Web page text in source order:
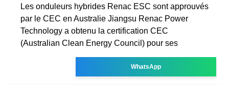
Les onduleurs hybrides Renac ESC sont approuvés
par le CEC en Australie Jiangsu Renac Power
Technology a obtenu la certification CEC
(Australian Clean Energy Council) pour ses
WhatsApp